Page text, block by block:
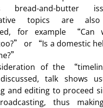
bread-and-butter
topics are also
for example “Can
or “Is a domestic
of the
talk shows
and editing to proceed
thus